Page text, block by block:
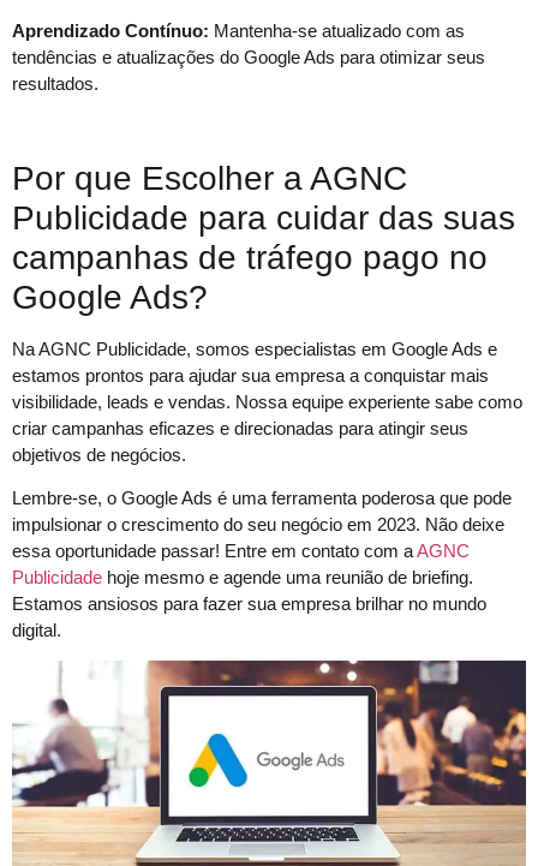
Aprendizado Contínuo: Mantenha-se atualizado com as
tendências e atualizações do Google Ads para otimizar seus
resultados.
Por que Escolher a AGNC
Publicidade para cuidar das suas
campanhas de tráfego pago no
Google Ads?
Na AGNC Publicidade, somos especialistas em Google Ads e
estamos prontos para ajudar sua empresa a conquistar mais
visibilidade, leads e vendas. Nossa equipe experiente sabe como
criar campanhas eficazes e direcionadas para atingir seus
objetivos de negócios.
Lembre-se, o Google Ads é uma ferramenta poderosa que pode
impulsionar o crescimento do seu negócio em 2023. Não deixe
essa oportunidade passar! Entre em contato com aAGNC
Publicidade hoje mesmo e agende uma reunião de briefing.
Estamos ansiosos para fazer sua empresa brilhar no mundo
digital.